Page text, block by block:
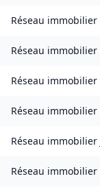
Réseau immobilier
Réseau immobilier
Réseau immobilier
Réseau immobilier
Réseau immobilier
Réseau immobilier